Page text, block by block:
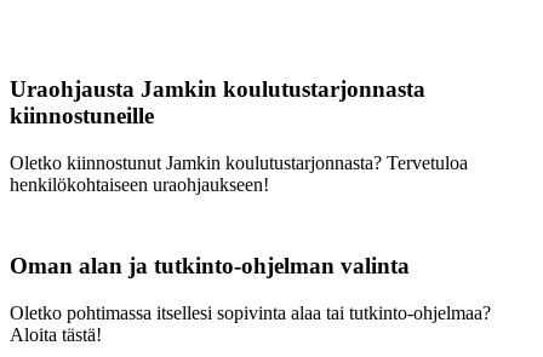
Uraohjausta Jamkin koulutustarjonnasta
kiinnostuneille
Oletko kiinnostunut Jamkin koulutustarjonnasta? Tervetuloa
henkilökohtaiseen uraohjaukseen!
Oman alan ja tutkinto-ohjelman valinta
Oletko pohtimassa itsellesi sopivinta alaa tai tutkinto-ohjelmaa?
Aloita tästä!